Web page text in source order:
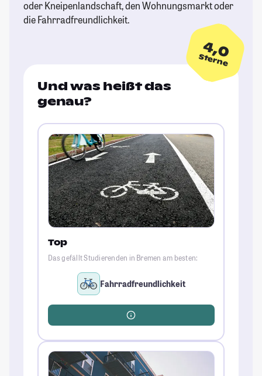
oder Kneipenlandschaft, den Wohnungsmarkt oder
die Fahrradfreundlichkeit.
4,0
Sterne
Und was heißt das
genau?
Top
Das gefällt Studierenden in Bremen am besten:
Fahrradfreundlichkeit